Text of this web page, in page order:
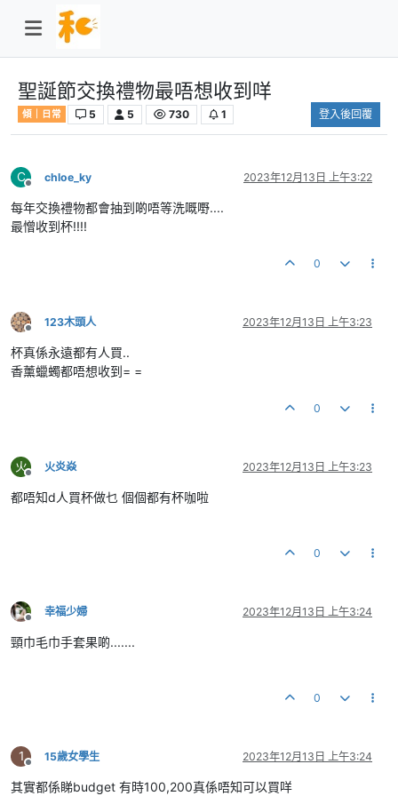
聖誕節交換禮物最唔想收到咩
傾｜日常 5 5 730 1 登入後回覆
C
離線
chloe_ky 2023年12月13日 上午3:22
每年交換禮物都會抽到啲唔等洗嘅嘢....
最憎收到杯!!!!
0
離線
123木頭人 2023年12月13日 上午3:23
杯真係永遠都有人買..
香薰蠟蠋都唔想收到= =
0
火
離線
火炎焱 2023年12月13日 上午3:23
都唔知d人買杯做乜 個個都有杯咖啦
0
離線
幸福少婦 2023年12月13日 上午3:24
頸巾毛巾手套果啲.......
0
1
離線
15歲女學生 2023年12月13日 上午3:24
其實都係睇budget 有時100,200真係唔知可以買咩